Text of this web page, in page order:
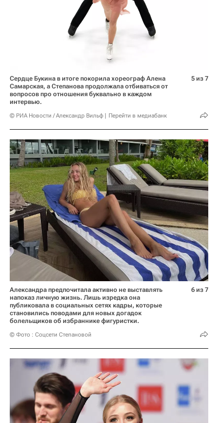
Сердце Букина в итоге покорила хореограф Алена
Самарская, а Степанова продолжала отбиваться от
вопросов про отношения буквально в каждом
интервью.
© РИА Новости / Александр Вильф Перейти в медиабанк
5 из 7
Александра предпочитала активно не выставлять
напоказ личную жизнь. Лишь изредка она
публиковала в социальных сетях кадры, которые
становились поводами для новых догадок
болельщиков об избраннике фигуристки.
© Фото : Соцсети Степановой
6 из 7